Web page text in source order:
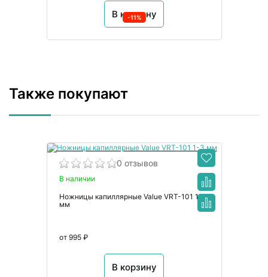
В корзину
-11%
Также покупают
0 отзывов
В наличии
Ножницы капиллярные Value VRT-101 1-3
мм
от 995 ₽
В корзину